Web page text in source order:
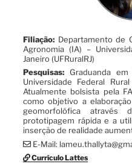
Filiação: Departamento de
Agronomia (IA) –
Janeiro (UFRuralRJ)
Pesquisas: Graduanda
Universidade Federal
Atualmente bolsista pela
como objetivo a
geomorfolófica através
prototipagem rápida e a
inserção de realidade
E-Mail:
Currículo Lattes